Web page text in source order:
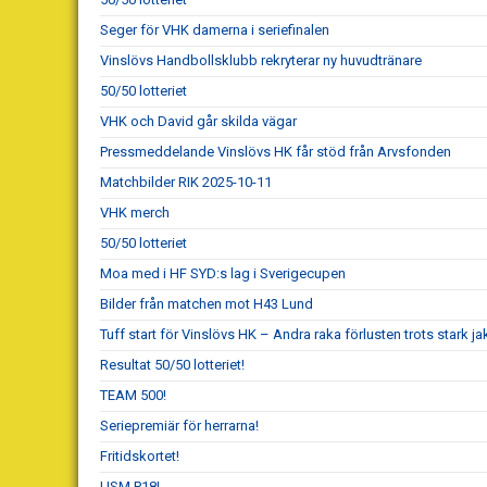
Seger för VHK damerna i seriefinalen
Vinslövs Handbollsklubb rekryterar ny huvudtränare
50/50 lotteriet
VHK och David går skilda vägar
Pressmeddelande Vinslövs HK får stöd från Arvsfonden
Matchbilder RIK 2025-10-11
VHK merch
50/50 lotteriet
Moa med i HF SYD:s lag i Sverigecupen
Bilder från matchen mot H43 Lund
Tuff start för Vinslövs HK – Andra raka förlusten trots stark
Resultat 50/50 lotteriet!
TEAM 500!
Seriepremiär för herrarna!
Fritidskortet!